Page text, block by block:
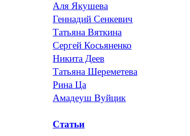
Аля Якушева
Геннадий Сенкевич
Татьяна Вяткина
Сергей Косьяненко
Никита Деев
Татьяна Шереметева
Рина Ца
Амадеуш Вуйцик
Статьи